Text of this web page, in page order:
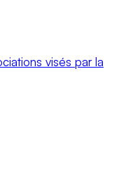
visés par la